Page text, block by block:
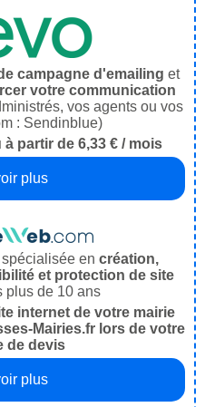
campagne d'emailing et
votre communication
vos agents ou vos
: Sendinblue)
partir de 6,33 € / mois
plus
en création,
et protection de site
plus de 10 ans
internet de votre mairie
Mairies.fr lors de votre
de devis
plus